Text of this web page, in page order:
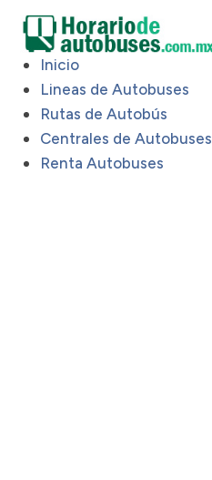
Inicio
Lineas de Autobuses
Rutas de Autobús
Centrales de Autobuses
Renta Autobuses